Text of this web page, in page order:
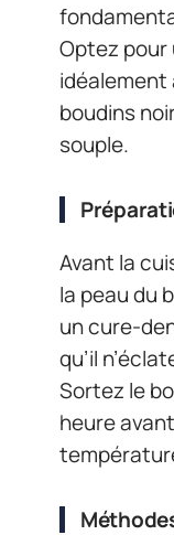
Optez pour
idéalement
boudins
souple.
Avant la
la peau du
un cure-
qu’il
Sortez le
heure